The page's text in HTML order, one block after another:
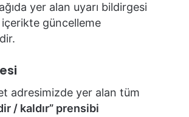
yer alan uyarı bildirgesi
güncelleme
adresimizde yer alan tüm
/ kaldır” prensibi